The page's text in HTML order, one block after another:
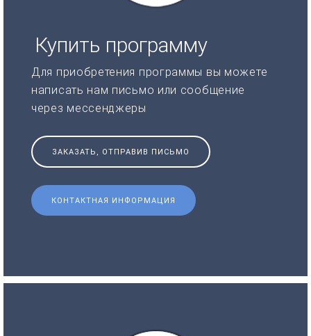
Купить программу
Для приобретения программы вы можете
написать нам письмо или сообщение
через мессенджеры
ЗАКАЗАТЬ, ОТПРАВИВ ПИСЬМО
КОНТАКТНАЯ ИНФОРМАЦИЯ